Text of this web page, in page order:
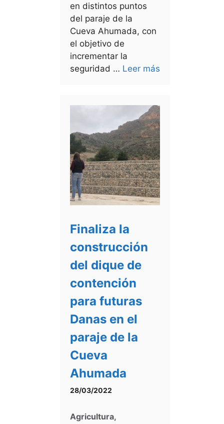
en distintos puntos
del paraje de la
Cueva Ahumada, con
el objetivo de
incrementar la
seguridad … Leer más
Finaliza la
construcción
del dique de
contención
para futuras
Danas en el
paraje de la
Cueva
Ahumada
28/03/2022
Agricultura,